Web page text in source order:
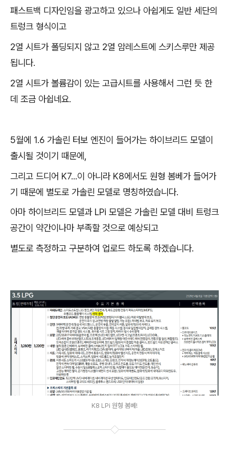
패스트백 디자인임을 광고하고 있으나 아쉽게도 일반 세단의
트렁크 형식이고
2열 시트가 폴딩되지 않고 2열 암레스트에 스키스루만 제공
됩니다.
2열 시트가 볼륨감이 있는 고급시트를 사용해서 그런 듯 한
데 조금 아쉽네요.
5월에 1.6 가솔린 터보 엔진이 들어가는 하이브리드 모델이
출시될 것이기 때문에,
그리고 드디어 K7...이 아니라 K8에서도 원형 봄베가 들어가
기 때문에 별도로 가솔린 모델로 명칭하였습니다.
아마 하이브리드 모델과 LPi 모델은 가솔린 모델 대비 트렁크
공간이 약간이나마 부족할 것으로 예상되고
별도로 측정하고 구분하여 업로드 하도록 하겠습니다.
K8 LPi 원형 봄베!